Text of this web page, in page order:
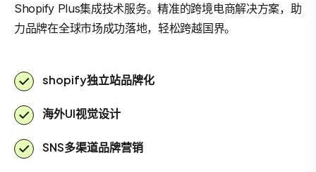
Shopify Plus集成技术服务。精准的跨境电商解决方案，助
力品牌在全球市场成功落地，轻松跨越国界。
shopify独立站品牌化
海外UI视觉设计
SNS多渠道品牌营销